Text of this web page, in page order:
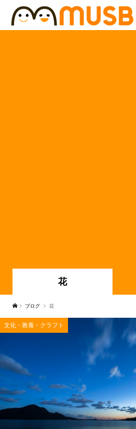
花
ブログ 花
文化・教養・クラフト